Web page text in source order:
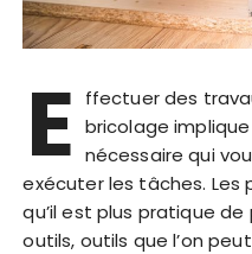
E
ffectuer des
bricolage
nécessaire qui
exécuter les tâches. Les
qu’il est plus pratique
outils, outils que l’on